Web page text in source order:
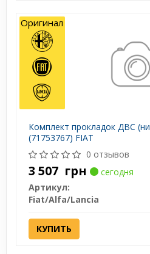
Комплект прокладок ДВС
(71753767) FIAT
0 отзывов
3 507 грн
сегодня
Артикул:
Fiat/Alfa/Lancia
КУПИТЬ
Оригинал